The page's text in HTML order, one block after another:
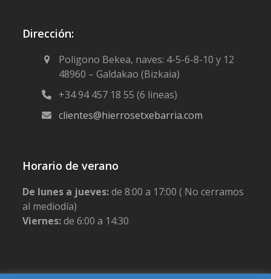
Dirección:
Poligono Bekea, naves: 4-5-6-8-10 y 12
48960 – Galdakao (Bizkaia)
+34 94 457 18 55 (6 lineas)
clientes@hierrosetxebarria.com
Horario de verano
De lunes a jueves:de 8:00 a 17:00 ( No cerramos
al mediodía)
Viernes:de 6:00 a 14:30